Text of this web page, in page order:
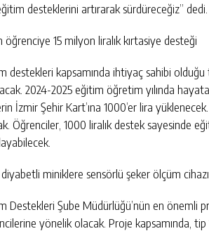
desteklerini artırarak sürdüreceğiz” dedi.
öğrenciye 15 milyon liralık kırtasiye desteği
destekleri kapsamında ihtiyaç sahibi
2024-2025 eğitim öğretim yılında
İzmir Şehir Kart’ına 1000’er lira
Öğrenciler, 1000 liralık destek sayesinde
miniklere sensörlü şeker ölçüm cihazı
Destekleri Şube Müdürlüğü’nün en önemli
yönelik olacak. Proje kapsamında,